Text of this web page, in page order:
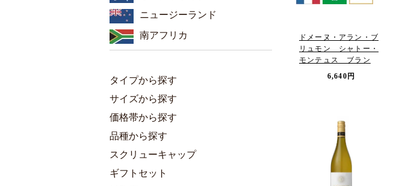
ドメーヌ・アラン・ブ
リュモン シャトー・
モンテュス ブラン
6,640円
ニュージーランド
南アフリカ
タイプから探す
サイズから探す
価格帯から探す
品種から探す
スクリューキャップ
ギフトセット